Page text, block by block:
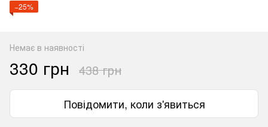
−25%
Немає в наявності
330 грн 438 грн
Повідомити, коли з'явиться